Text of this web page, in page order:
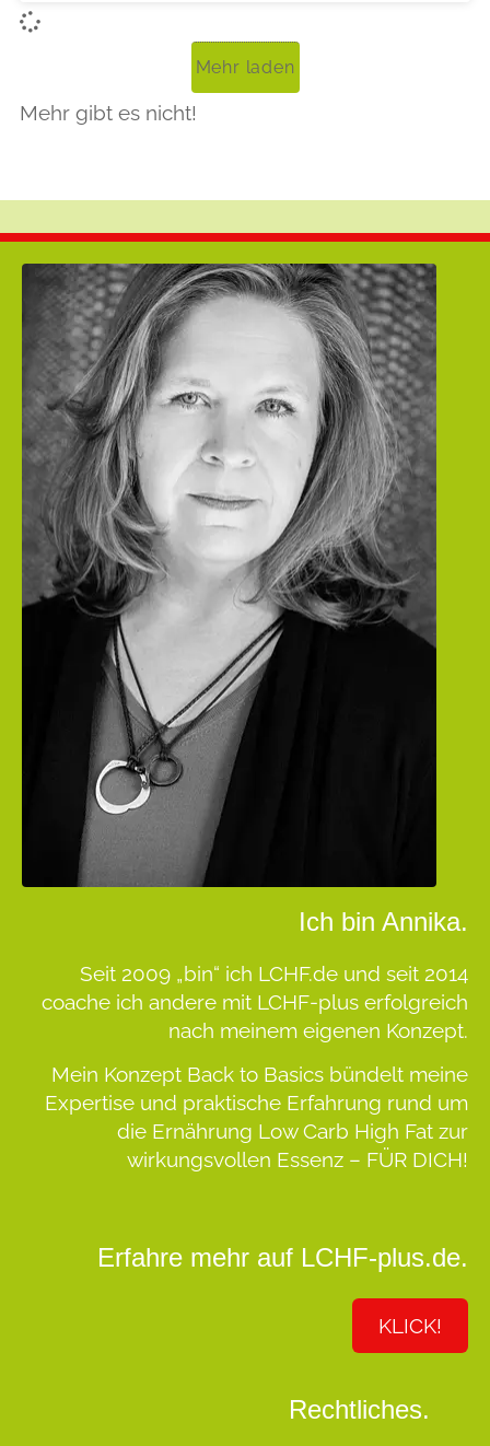
Mehr laden
Mehr gibt es nicht!
Ich bin Annika.
Seit 2009 „bin“ ich LCHF.de und seit 2014
coache ich andere mit LCHF-plus erfolgreich
nach meinem eigenen Konzept.
Mein Konzept Back to Basics bündelt meine
Expertise und praktische Erfahrung rund um
die Ernährung Low Carb High Fat zur
wirkungsvollen Essenz – FÜR DICH!
Erfahre mehr auf LCHF-plus.de.
KLICK!
Rechtliches.